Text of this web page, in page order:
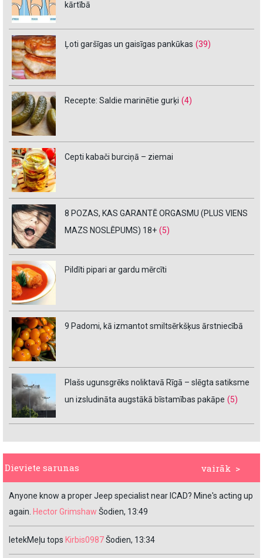
kārtībā
Ļoti garšīgas un gaisīgas pankūkas (39)
Recepte: Saldie marinētie gurķi (4)
Cepti kabači burciņā – ziemai
8 POZAS, KAS GARANTĒ ORGASMU (PLUS VIENS
MAZS NOSLĒPUMS) 18+ (5)
Pildīti pipari ar gardu mērcīti
9 Padomi, kā izmantot smiltsērkšķus ārstniecībā
Plašs ugunsgrēks noliktavā Rīgā – slēgta satiksme
un izsludināta augstākā bīstamības pakāpe (5)
vairāk >
Dieviete sarunas
Anyone know a proper Jeep specialist near ICAD? Mine's acting up
again. Hector Grimshaw Šodien, 13:49
IetekMeļu tops Kirbis0987Šodien, 13:34